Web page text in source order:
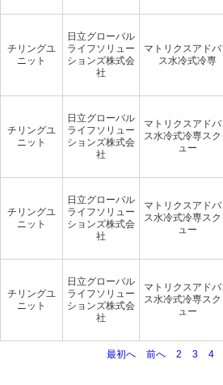
チリングユ
ニット
日立グローバル
ライフソリュー
ションズ株式会
社
マトリクスアド
ス水冷式冷専
チリングユ
ニット
日立グローバル
ライフソリュー
ションズ株式会
社
マトリクスアド
ス水冷式冷専ス
ュー
チリングユ
ニット
日立グローバル
ライフソリュー
ションズ株式会
社
マトリクスアド
ス水冷式冷専ス
ュー
チリングユ
ニット
日立グローバル
ライフソリュー
ションズ株式会
社
マトリクスアド
ス水冷式冷専ス
ュー
最初へ 前へ 2 3 4